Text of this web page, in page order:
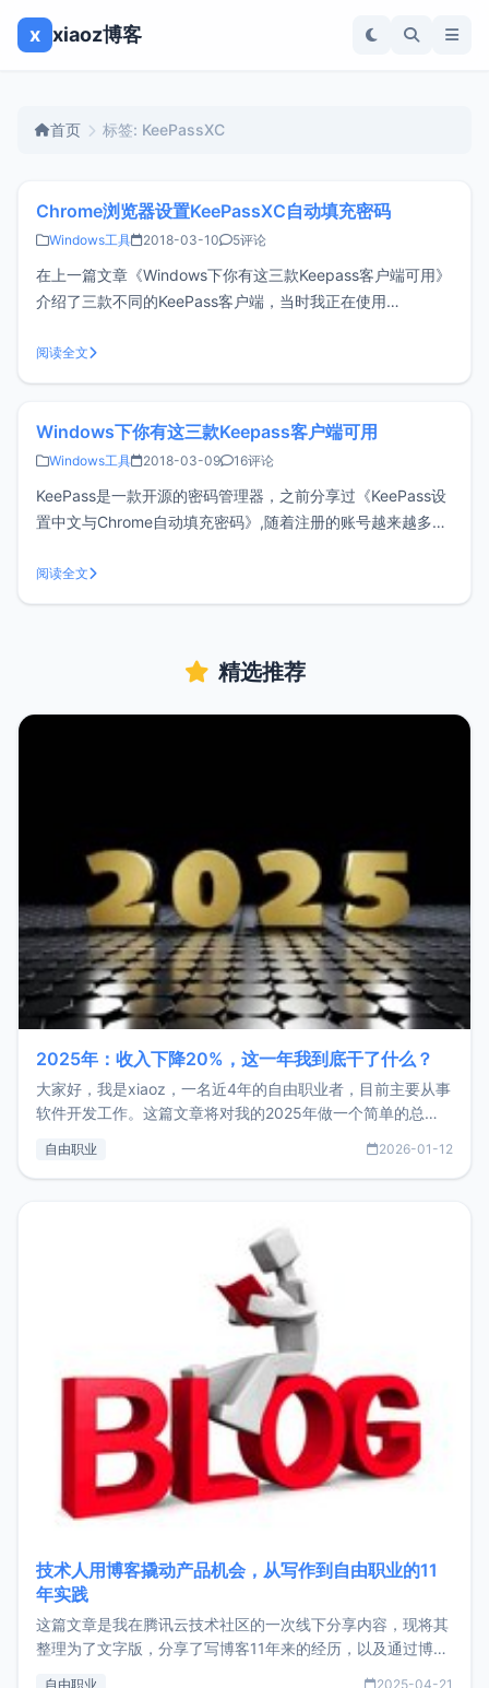
x xiaoz博客
首页 标签: KeePassXC
Chrome浏览器设置KeePassXC自动填充密码
Windows工具 2018-03-10 5评论
在上一篇文章《Windows下你有这三款Keepass客户端可用》
介绍了三款不同的KeePass客户端，当时我正在使用
谢 @Kreen 童鞋的提醒，原来KeePassXC官方已经提供了浏
览器扩展KeePassXC-Browse
阅读全文
Windows下你有这三款Keepass客户端可用
Windows工具 2018-03-09 16评论
KeePass是一款开源的密码管理器，之前分享过《KeePass设
置中文与Chrome自动填充密码》,随着注册的账号越来越多，
让你更加得心应手。当然，如果你不喜欢折腾可以试试
Lastpass，如果您正好在使用Keepass，可以看看下面的三款
阅读全文
精选推荐
2025年：收入下降20%，这一年我到底干了什么？
大家好，我是xiaoz，一名近4年的自由职业者，目前主要从事
软件开发工作。这篇文章将对我的2025年做一个简单的总
收入下降20%，但却过得很充实，2026年不求突破，但求保
自由职业 2026-01-12
技术人用博客撬动产品机会，从写作到自由职业的11
年实践
这篇文章是我在腾讯云技术社区的一次线下分享内容，现将其
整理为了文字版，分享了写博客11年来的经历，以及通过博客
自由职业 2025-04-21